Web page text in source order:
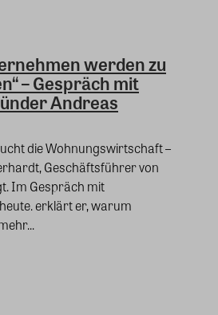
werden zu
– Gespräch mit
Andreas
die Wohnungswirtschaft –
Geschäftsführer von
Im Gespräch mit
erklärt er, warum